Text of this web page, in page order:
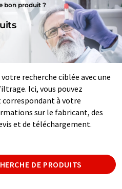
bon produit ?
recherche ciblée avec une
Ici, vous pouvez
à votre
sur le fabricant, des
et de téléchargement.
DE PRODUITS